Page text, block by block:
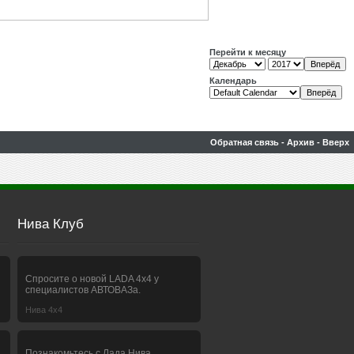
Перейти к месяцу
Календарь
Обратная связь - Архив - Вверх
Нива Клуб
Спросите о новой LADA 4x4 у
специалистов АВТОВАЗа.
Нива 4х4